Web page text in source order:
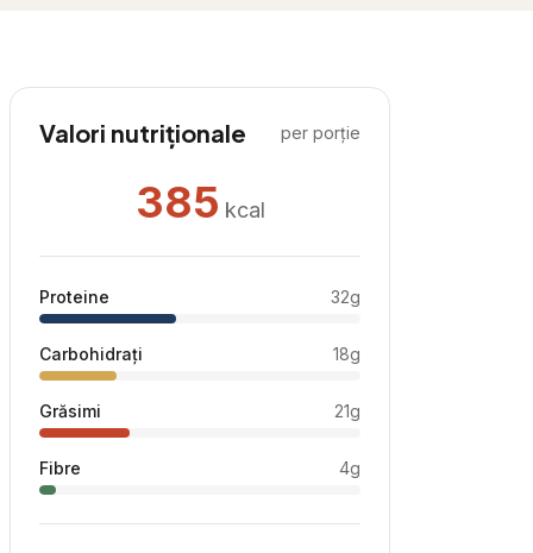
Valori nutriționale per porție
385 kcal
Proteine 32g
Carbohidrați 18g
Grăsimi 21g
Fibre 4g